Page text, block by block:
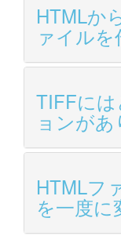
HTMLか
ァイル
TIFFに
ョンが
HTMLフ
を一度に